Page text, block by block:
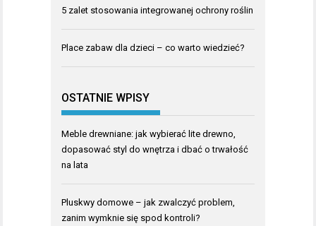
5 zalet stosowania integrowanej ochrony roślin
Place zabaw dla dzieci – co warto wiedzieć?
OSTATNIE WPISY
Meble drewniane: jak wybierać lite drewno,
dopasować styl do wnętrza i dbać o trwałość
na lata
Pluskwy domowe – jak zwalczyć problem,
zanim wymknie się spod kontroli?